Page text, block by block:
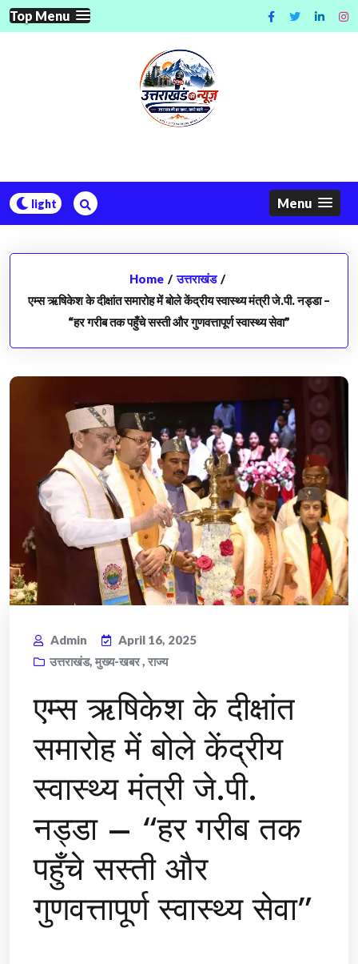
Skip
to
Top Menu
Menu
Home / उत्तराखंड /
एम्स ऋषिकेश के दीक्षांत समारोह में बोले केंद्रीय स्वास्थ्य मंत्री जे.पी. नड्डा –
“हर गरीब तक पहुँचे सस्ती और गुणवत्तापूर्ण स्वास्थ्य सेवा”
Admin
April 16, 2025
उत्तराखंड, मुख्य-खबर, राज्य
एम्स ऋषिकेश के दीक्षांत
समारोह में बोले केंद्रीय
स्वास्थ्य मंत्री जे.पी.
नड्डा – “हर गरीब तक
पहुँचे सस्ती और
गुणवत्तापूर्ण स्वास्थ्य सेवा”